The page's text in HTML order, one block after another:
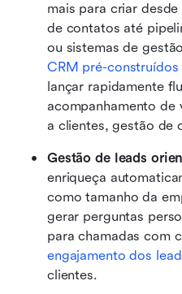
mais para criar
de contatos até
ou sistemas de
CRM pré-construídos
lançar rapidamente
acompanhamento de
a clientes, gestão de
Gestão de leads
enriqueça
como tamanho da
gerar perguntas
para chamadas com
engajamento dos
clientes.